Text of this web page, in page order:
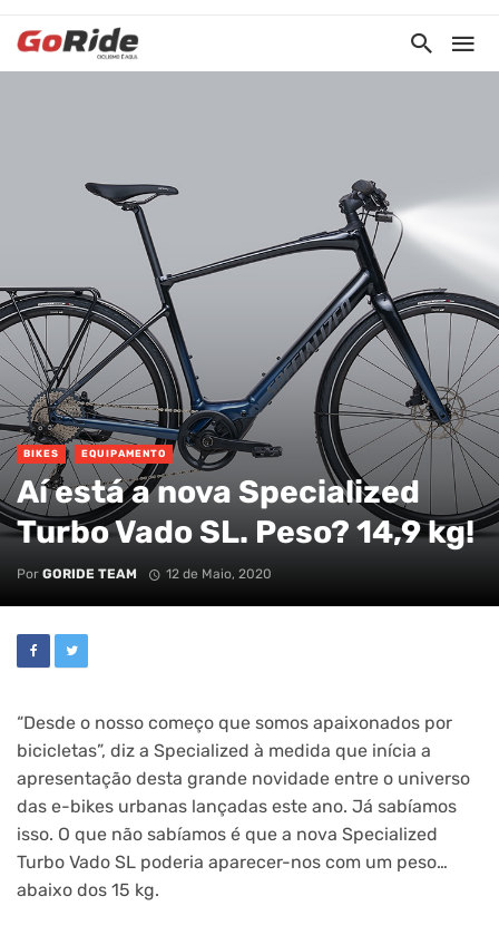
BIKES EQUIPAMENTO
Aí está a nova Specialized
Turbo Vado SL. Peso? 14,9 kg!
Por GORIDE TEAM 12 de Maio, 2020
“Desde o nosso começo que somos apaixonados por
bicicletas”, diz a Specialized à medida que inícia a
apresentação desta grande novidade entre o universo
das e-bikes urbanas lançadas este ano. Já sabíamos
isso. O que não sabíamos é que a nova Specialized
Turbo Vado SL poderia aparecer-nos com um peso…
abaixo dos 15 kg.